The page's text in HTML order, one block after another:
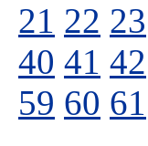
21 22 23
40 41 42
59 60 61